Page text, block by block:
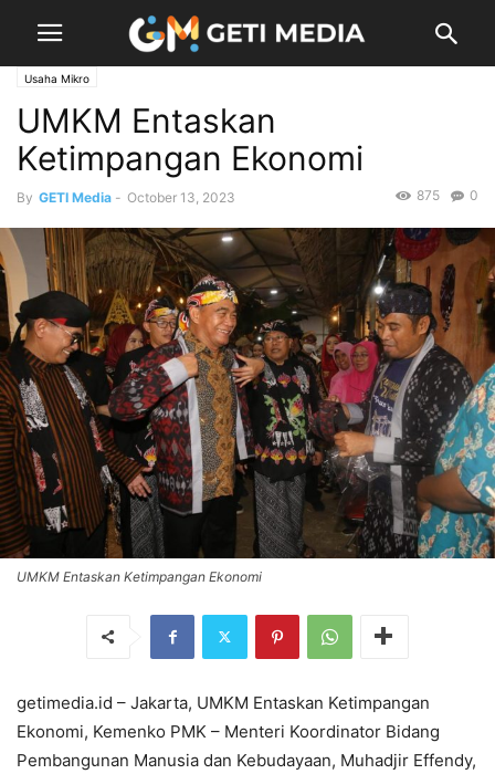
Usaha Mikro
UMKM Entaskan
Ketimpangan Ekonomi
By GETI Media - October 13, 2023 0
875
UMKM Entaskan Ketimpangan Ekonomi
getimedia.id – Jakarta, UMKM Entaskan Ketimpangan
Ekonomi, Kemenko PMK – Menteri Koordinator Bidang
Pembangunan Manusia dan Kebudayaan, Muhadjir Effendy,